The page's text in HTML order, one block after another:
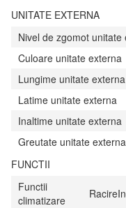
UNITATE EXTERNA
Nivel de zgomot unitate
Culoare unitate externa
Lungime unitate externa
Latime unitate externa
Inaltime unitate externa
Greutate unitate externa
FUNCTII
Functii
climatizare